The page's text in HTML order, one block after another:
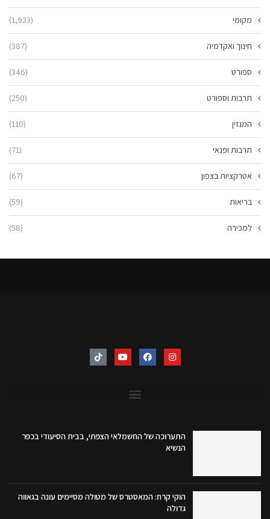
מקומי (1,923)
חינוך ואקדמיה (387)
ספורט (346)
תרבות וספורט (250)
המגזין (110)
תרבות ופנאי (71)
אטרקציות בצפון (67)
בריאות (59)
למכירה (58)
התערוכה של החשמלאי הצפתי, בבית הסיעודי בכפר
הנשיא
הוקי קרח: המאסטרס של מטולה מסיימים עונה בגאווה
גדולה